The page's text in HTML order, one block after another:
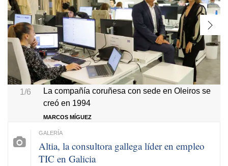
1/6
La compañía coruñesa con sede en Oleiros se
creó en 1994
MARCOS MÍGUEZ
Altia, la consultora gallega líder en empleo
TIC en Galicia